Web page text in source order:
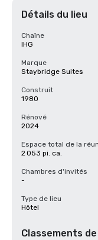
Détails du lieu
Chaîne
IHG
Marque
Staybridge Suites
Construit
1980
Rénové
2024
Espace total de la
2 053 pi. ca.
Chambres d'invités
-
Type de lieu
Hôtel
Classements